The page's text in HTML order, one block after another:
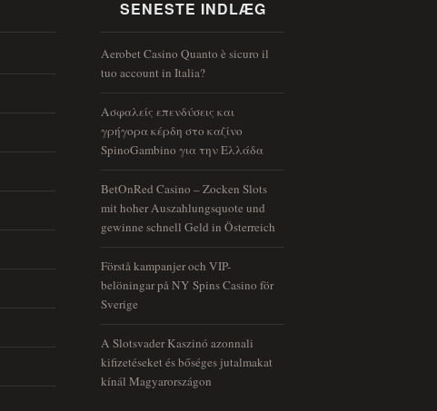
SENESTE INDLÆG
Aerobet Casino Quanto è sicuro il
tuo account in Italia?
Ασφαλείς επενδύσεις και
γρήγορα κέρδη στο καζίνο
SpinoGambino για την Ελλάδα
BetOnRed Casino – Zocken Slots
mit hoher Auszahlungsquote und
gewinne schnell Geld in Österreich
Förstå kampanjer och VIP-
belöningar på NY Spins Casino för
Sverige
A Slotsvader Kaszinó azonnali
kifizetéseket és bőséges jutalmakat
kínál Magyarországon